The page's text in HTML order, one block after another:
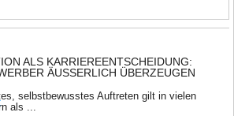
ALS KARRIEREENTSCHEIDUNG:
ÄUSSERLICH ÜBERZEUGEN W
selbstbewusstes Auftreten gilt in vielen
als ...